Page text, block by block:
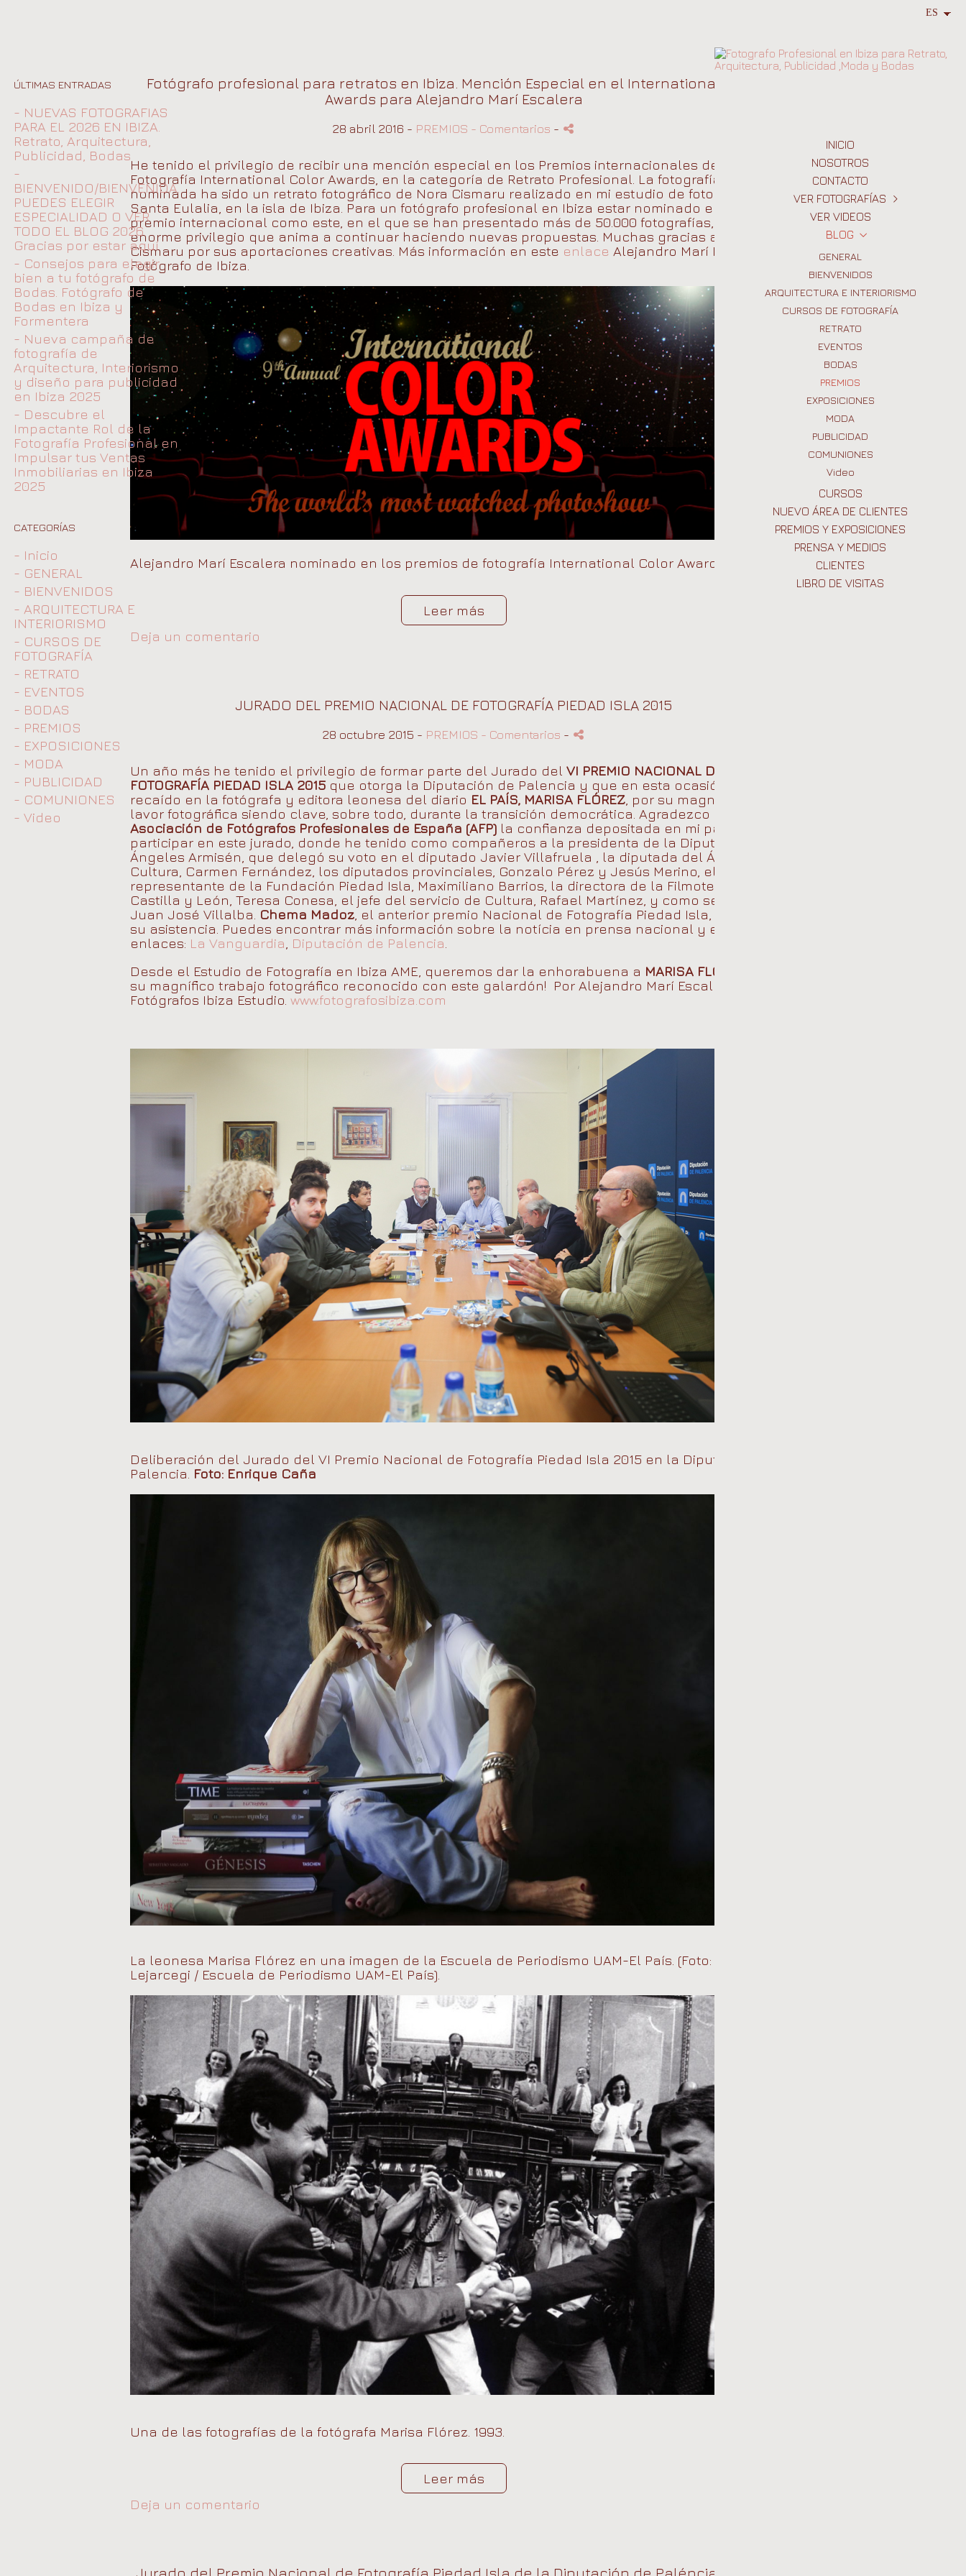
INICIO
NOSOTROS
CONTACTO
VER FOTOGRAFÍAS
INMOBILIARIA
ARQUITECTURA E INTERIORISMO
RETRATO
EVENTOS
MODA
BODAS
ÁLBUMES
PUBLICIDAD y EMPRESA
COMUNIONES Y BAUTIZOS
FOTOGRAFIAS VARIOS TEMAS
VÍDEOS
VER VIDEOS
BLOG
GENERAL
BIENVENIDOS
ARQUITECTURA E INTERIORISMO
CURSOS DE FOTOGRAFÍA
RETRATO
EVENTOS
BODAS
PREMIOS
EXPOSICIONES
MODA
PUBLICIDAD
COMUNIONES
Video
CURSOS
NUEVO ÁREA DE CLIENTES
PREMIOS Y EXPOSICIONES
PRENSA Y MEDIOS
CLIENTES
LIBRO DE VISITAS
Fotógrafo profesional para retratos en Ibiza. Mención Especial en el International Color
Awards para Alejandro Marí Escalera
28 abril 2016 - PREMIOS - Comentarios -
He tenido el privilegio de recibir una mención especial en los Premios internacionales de
Fotografía International Color Awards, en la categoría de Retrato Profesional. La fotografía
nominada ha sido un retrato fotográfico de Nora Cismaru realizado en mi estudio de fotografía de
Santa Eulalia, en la isla de Ibiza. Para un fotógrafo profesional en Ibiza estar nominado en un
premio internacional como este, en el que se han presentado más de 50.000 fotografías, es un
enorme privilegio que anima a continuar haciendo nuevas propuestas. Muchas gracias a Nora
Cismaru por sus aportaciones creativas. Más información en este enlace Alejandro Marí Escalera
Fotógrafo de Ibiza.
Alejandro Marí Escalera nominado en los premios de fotografía International Color Awards
Leer más
Deja un comentario
JURADO DEL PREMIO NACIONAL DE FOTOGRAFÍA PIEDAD ISLA 2015
28 octubre 2015 - PREMIOS - Comentarios -
Un año más he tenido el privilegio de formar parte del Jurado del VI PREMIO NACIONAL DE
FOTOGRAFÍA PIEDAD ISLA 2015 que otorga la Diputación de Palencia y que en esta ocasión ha
recaído en la fotógrafa y editora leonesa del diario EL PAÍS, MARISA FLÓREZ, por su magnífica
lavor fotográfica siendo clave, sobre todo, durante la transición democrática. Agradezco a la
Asociación de Fotógrafos Profesionales de España (AFP) la confianza depositada en mi para
participar en este jurado, donde he tenido como compañeros a la presidenta de la Diputación,
Ángeles Armisén, que delegó su voto en el diputado Javier Villafruela , la diputada del Área de
Cultura, Carmen Fernández, los diputados provinciales, Gonzalo Pérez y Jesús Merino, el
representante de la Fundación Piedad Isla, Maximiliano Barrios, la directora de la Filmoteca de
Castilla y León, Teresa Conesa, el jefe del servicio de Cultura, Rafael Martínez, y como secretario
Juan José Villalba. Chema Madoz, el anterior premio Nacional de Fotografía Piedad Isla, excusó
su asistencia. Puedes encontrar más información sobre la notícia en prensa nacional y en los
enlaces: La Vanguardia, Diputación de Palencia.
Desde el Estudio de Fotografía en Ibiza AME, queremos dar la enhorabuena a MARISA FLÓREZ
su magnífico trabajo fotográfico reconocido con este galardón! Por Alejandro Marí Escalera
Fotógrafos Ibiza Estudio.www.fotografosibiza.com
Deliberación del Jurado del VI Premio Nacional de Fotografía Piedad Isla 2015 en la Diputación de
Palencia. Foto: Enrique Caña
La leonesa Marisa Flórez en una imagen de la Escuela de Periodismo UAM-El País. (Foto: Gorka
Lejarcegi / Escuela de Periodismo UAM-El País).
Una de las fotografías de la fotógrafa Marisa Flórez. 1993.
Leer más
Deja un comentario
ÚLTIMAS ENTRADAS
- NUEVAS FOTOGRAFIAS
PARA EL 2026 EN IBIZA.
Retrato, Arquitectura,
Publicidad, Bodas
-
BIENVENIDO/BIENVENIDA.
PUEDES ELEGIR
ESPECIALIDAD O VER
TODO EL BLOG 2026.
Gracias por estar aquí
- Consejos para elegir
bien a tu fotógrafo de
Bodas. Fotógrafo de
Bodas en Ibiza y
Formentera
- Nueva campaña de
fotografía de
Arquitectura, Interiorismo
y diseño para publicidad
en Ibiza 2025
- Descubre el
Impactante Rol de la
Fotografía Profesional en
Impulsar tus Ventas
Inmobiliarias en Ibiza
2025
CATEGORÍAS
- Inicio
- GENERAL
- BIENVENIDOS
- ARQUITECTURA E
INTERIORISMO
- CURSOS DE
FOTOGRAFÍA
- RETRATO
- EVENTOS
- BODAS
- PREMIOS
- EXPOSICIONES
- MODA
- PUBLICIDAD
- COMUNIONES
- Video